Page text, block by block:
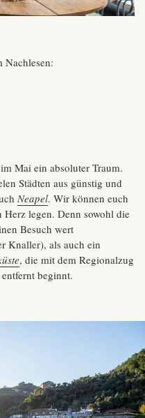
Nachlesen:
Mai ein absoluter Traum.
Städten aus günstig und
Neapel. Wir können euch
Herz legen. Denn sowohl die
Besuch wert
Knaller), als auch ein
, die mit dem Regionalzug
entfernt beginnt.